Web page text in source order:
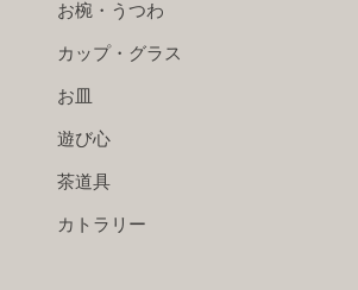
お椀・うつわ
カップ・グラス
お皿
遊び心
茶道具
カトラリー